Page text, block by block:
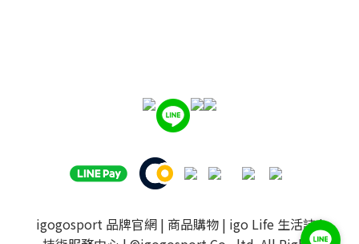
igogosport 品牌官網 | 商品購物 | igo Life 生活誌|